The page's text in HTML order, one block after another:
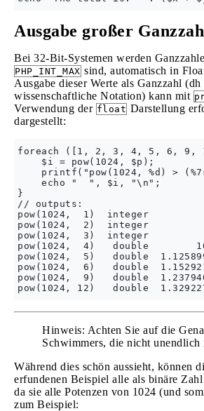
Ausgabe großer
Bei 32-Bit-Systemen werden
PHP_INT_MAX sind, automatisch in
Ausgabe dieser Werte als Ganzzahl
wissenschaftliche Notation) kann mit
Verwendung der float Darstellung
dargestellt:
foreach ([1, 2, 3, 4, 5, 6, 9,
    $i = pow(1024, $p);
printf("pow(1024, %d) >
    echo "  ", $i, "\n";
}
// outputs:
pow(1024,  1)  integer
pow(1024,  2)  integer
pow(1024,  3)  integer
pow(1024,  4)   double
pow(1024,  5)   double
pow(1024,  6)   double
pow(1024,  9)   double
Hinweis: Achten Sie auf die
Schwimmers, die nicht unendlich
Während dies schön aussieht, können
erfundenen Beispiel alle als binäre
da sie alle Potenzen von 1024 (und
zum Beispiel: